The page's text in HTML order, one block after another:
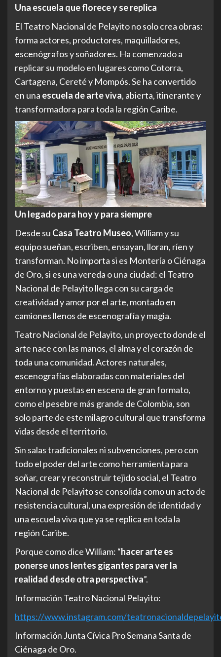
Una escuela que florece y se replica
El Teatro Nacional de Pelayito no solo crea obras:
forma actores, productores, maquilladores,
escenógrafos y soñadores. Ha comenzado a
replicar su modelo en lugares como Cotorra,
Cartagena, Cereté y Mompós. Se ha convertido
en una escuela de arte viva, abierta, itinerante y
transformadora para toda la región Caribe.
Un legado para hoy y para siempre
Desde su Casa Teatro Museo, William y su
equipo sueñan, escriben, ensayan, lloran, ríen y
transforman. No importa si es Montería o Ciénaga
de Oro, si es una vereda o una ciudad: el Teatro
Nacional de Pelayito llega con su carga de
creatividad y amor por el arte, montado en
camiones llenos de escenografía y magia.
Teatro Nacional de Pelayito, un proyecto donde el
arte nace con las manos, el alma y el corazón de
toda una comunidad. Actores naturales,
escenografías elaboradas con materiales del
entorno y puestas en escena de gran formato,
como el pesebre más grande de Colombia, son
solo parte de este milagro cultural que transforma
vidas desde el territorio.
Sin salas tradicionales ni subvenciones, pero con
todo el poder del arte como herramienta para
soñar, crear y reconstruir tejido social, el Teatro
Nacional de Pelayito se consolida como un acto de
resistencia cultural, una expresión de identidad y
una escuela viva que ya se replica en toda la
región Caribe.
Porque como dice William: “hacer arte es
ponerse unos lentes gigantes para ver la
realidad desde otra perspectiva”.
Información Teatro Nacional Pelayito:
https://www.instagram.com/
Información Junta Cívica Pro Semana Santa de
Ciénaga de Oro.